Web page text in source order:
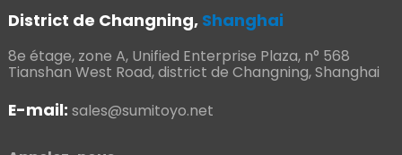
District de Changning, Shanghai
8e étage, zone A, Unified Enterprise Plaza, n° 568
Tianshan West Road, district de Changning, Shanghai
E-mail: sales@sumitoyo.net